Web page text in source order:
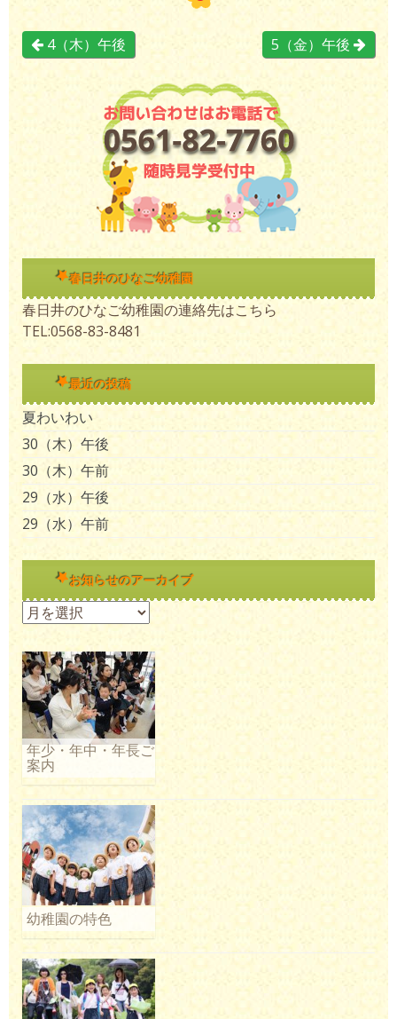
4（木）午後 5（金）午後
春日井のひなご幼稚園
春日井のひなご幼稚園の連絡先はこちら
TEL:0568-83-8481
最近の投稿
夏わいわい
30（木）午後
30（木）午前
29（水）午後
29（水）午前
お知らせのアーカイブ
お知らせのアーカイブ
年少・年中・年長ご
案内
幼稚園の特色